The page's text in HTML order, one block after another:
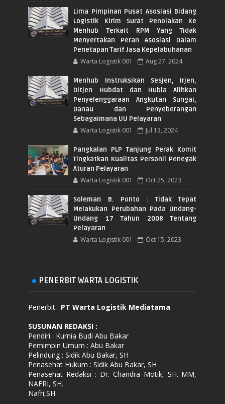
Lima Pimpinan Pusat Asosiasi Bidang
Logistik Kirim Surat Penolakan Ke
Menhub Terkait RPM Yang Tidak
Menyertakan Peran Asosiasi Dalam
Penetapan Tarif Jasa Kepelabuhanan
Warta Logistik 001 Aug 27, 2024
Menhub Instruksikan Sesjen, Irjen,
Ditjen Hubdat dan Hubla Alihkan
Penyelenggaraan Angkutan Sungai,
Danau dan Penyeberangan
Sebagaimana UU Pelayaran
Warta Logistik 001 Jul 13, 2024
Pangkalan PLP Tanjung Perak Komit
Tingkatkan Kualitas Personil Penegak
Aturan Pelayaran
Warta Logistik 001 Oct 25, 2023
Soleman B. Ponto : Tidak Tepat
Melakukan Perubahan Pada Undang-
Undang 17 Tahun 2008 Tentang
Pelayaran
Warta Logistik 001 Oct 15, 2023
PENERBIT WARTA LOGISTIK
Penerbit : PT Warta Logistik Mediatama
SUSUNAN REDAKSI :
Pendiri : Kurnia Budi Abu Bakar
Pemimpin Umum : Abu Bakar
Pelindung : Sidik Abu Bakar, SH
Penasehat Hukum : Sidik Abu Bakar, SH
Penasehat Redaksi : Dr. Chandra Motik, SH. MM,
NAFRI, SH.
Nafri,SH.